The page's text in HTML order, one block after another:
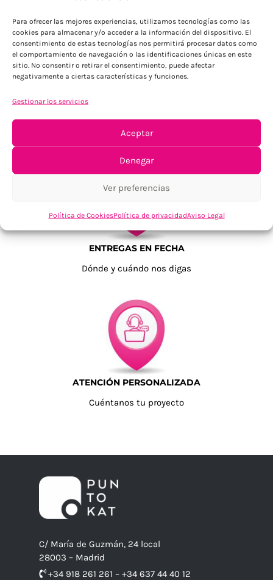
Para ofrecer las mejores experiencias, utilizamos tecnologías como las
cookies para almacenar y/o acceder a la información del dispositivo. El
consentimiento de estas tecnologías nos permitirá procesar datos como
el comportamiento de navegación o las identificaciones únicas en este
sitio. No consentir o retirar el consentimiento, puede afectar
negativamente a ciertas características y funciones.
Gestionar los servicios
Aceptar
Denegar
Ver preferencias
Política de CookiesPolítica de privacidadAviso Legal
Tu confianza, nuestro objetivo
ENTREGAS EN FECHA
Dónde y cuándo nos digas
ATENCIÓN PERSONALIZADA
Cuéntanos tu proyecto
C/ María de Guzmán, 24 local
28003 – Madrid
+34 918 261 261 – +34 637 44 40 12